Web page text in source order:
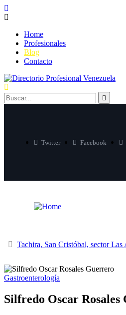
Home
Profesionales
Blog
Contacto
Twitter Facebook
Tachira, San Cristóbal, sector
Gastroenterología
Silfredo Oscar Rosales